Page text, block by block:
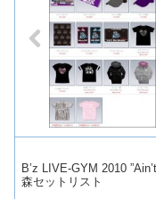
B’z LIVE-GYM 2010
森セットリスト